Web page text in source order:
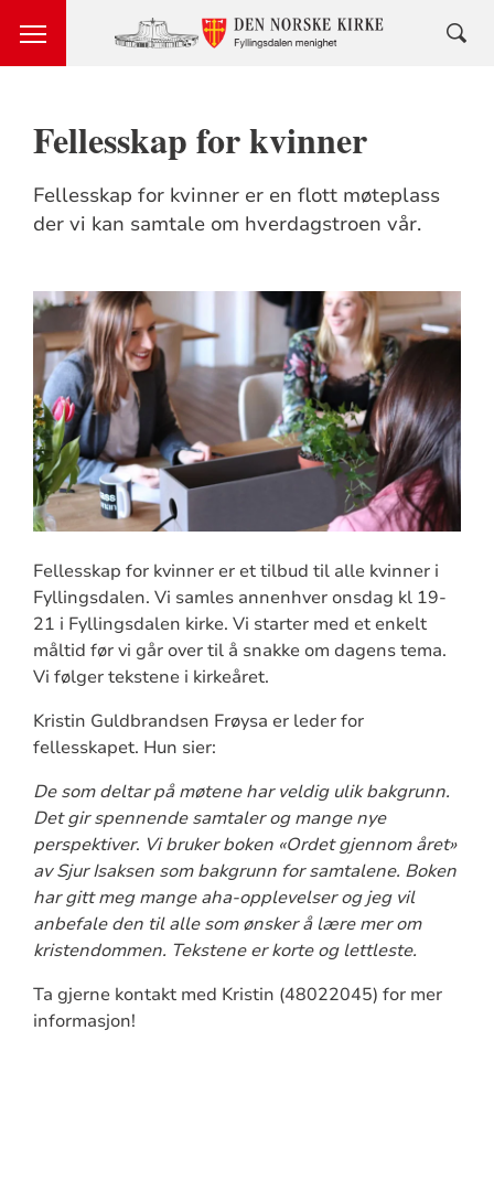
Fellesskap for kvinner
Fellesskap for kvinner er en flott møteplass
der vi kan samtale om hverdagstroen vår.
Fellesskap for kvinner er et tilbud til alle kvinner i
Fyllingsdalen. Vi samles annenhver onsdag kl 19-
21 i Fyllingsdalen kirke. Vi starter med et enkelt
måltid før vi går over til å snakke om dagens tema.
Vi følger tekstene i kirkeåret.
Kristin Guldbrandsen Frøysa er leder for
fellesskapet. Hun sier:
De som deltar på møtene har veldig ulik bakgrunn.
Det gir spennende samtaler og mange nye
perspektiver. Vi bruker boken «Ordet gjennom året»
av Sjur Isaksen som bakgrunn for samtalene. Boken
har gitt meg mange aha-opplevelser og jeg vil
anbefale den til alle som ønsker å lære mer om
kristendommen. Tekstene er korte og lettleste.
Ta gjerne kontakt med Kristin (48022045) for mer
informasjon!